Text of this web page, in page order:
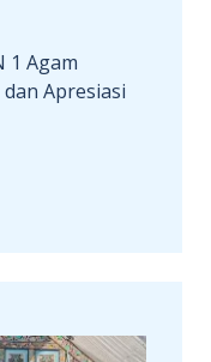
1 Agam
Apresiasi